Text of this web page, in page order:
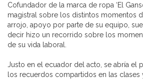
Cofundador de la marca de ropa ‘El
magistral sobre los distintos momentos
arrojo, apoyo por parte de su equipo,
decir hizo un recorrido sobre los
de su vida laboral.
Justo en el ecuador del acto, se abría el
los recuerdos compartidos en las clases